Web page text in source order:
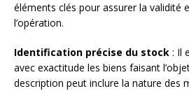
éléments clés pour assurer la validité
l’opération.
Identification précise du stock : Il
avec exactitude les biens faisant
description peut inclure la nature des